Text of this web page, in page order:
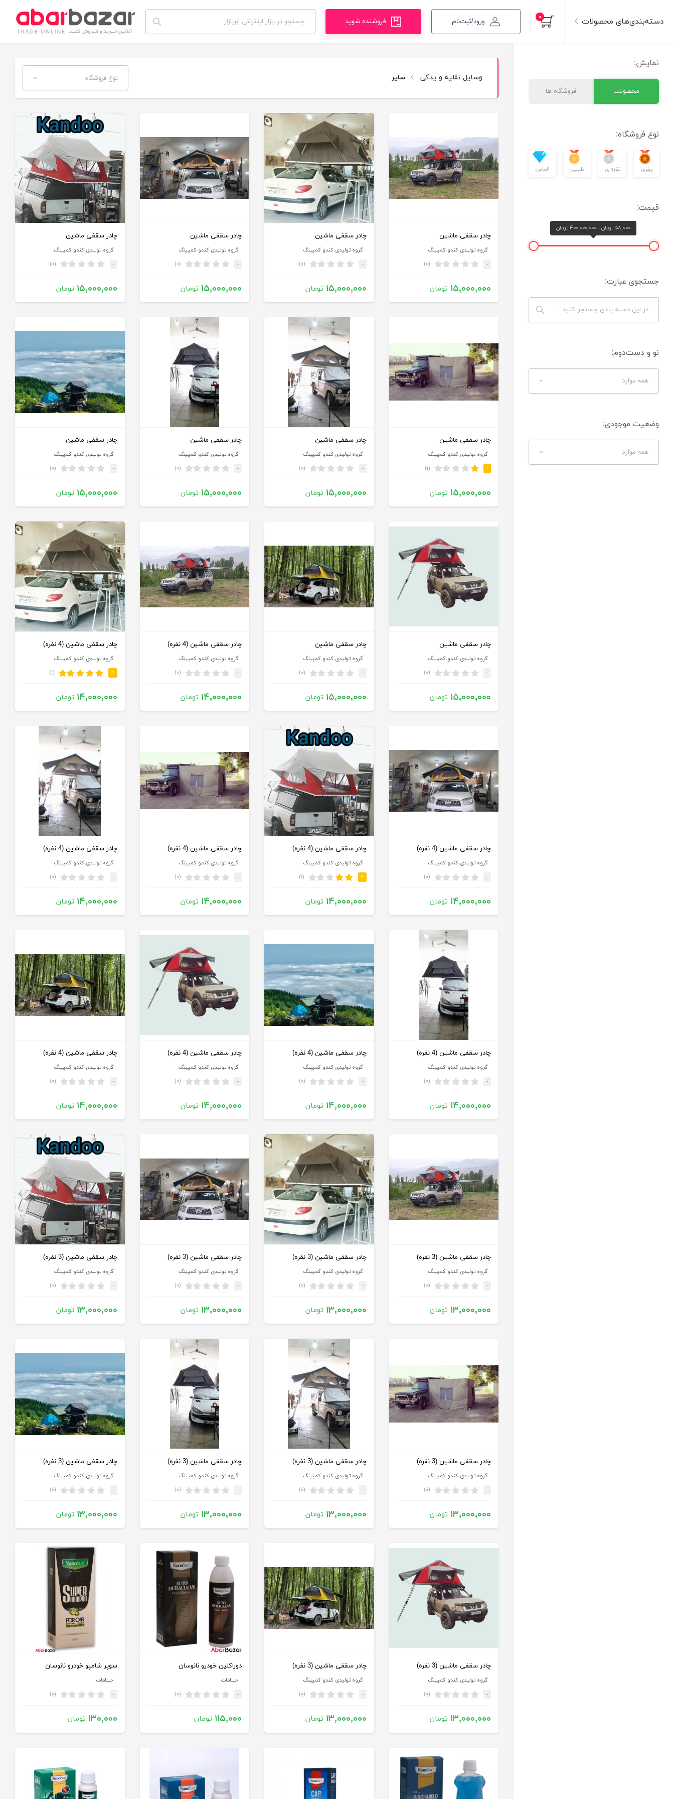
دسته‌بندی‌های محصولات ۰ ورود/ثبت‌نام فروشنده شوید
نمایش:
محصولات فروشگاه ها
نوع فروشگاه:
برنزی نقره‌ای طلایی الماس
قیمت:
۵۸,۰۰۰ تومان - ۴۰۰,۰۰۰,۰۰۰ تومان
جستجوی عبارت:
نو و دست‌دوم:
همه موارد
وضعیت موجودی:
همه موارد
وسایل نقلیه و یدکی سایر نوع فروشگاه
چادر سقفی ماشین
گروه تولیدی کندو کمپینگ
- (۰)
۱۵,۰۰۰,۰۰۰ تومان
چادر سقفی ماشین
گروه تولیدی کندو کمپینگ
- (۰)
۱۵,۰۰۰,۰۰۰ تومان
چادر سقفی ماشین
گروه تولیدی کندو کمپینگ
- (۰)
۱۵,۰۰۰,۰۰۰ تومان
چادر سقفی ماشین
گروه تولیدی کندو کمپینگ
- (۰)
۱۵,۰۰۰,۰۰۰ تومان
چادر سقفی ماشین
گروه تولیدی کندو کمپینگ
۱ (۱)
۱۵,۰۰۰,۰۰۰ تومان
چادر سقفی ماشین
گروه تولیدی کندو کمپینگ
- (۰)
۱۵,۰۰۰,۰۰۰ تومان
چادر سقفی ماشین
گروه تولیدی کندو کمپینگ
- (۰)
۱۵,۰۰۰,۰۰۰ تومان
چادر سقفی ماشین
گروه تولیدی کندو کمپینگ
- (۰)
۱۵,۰۰۰,۰۰۰ تومان
چادر سقفی ماشین
گروه تولیدی کندو کمپینگ
- (۰)
۱۵,۰۰۰,۰۰۰ تومان
چادر سقفی ماشین
گروه تولیدی کندو کمپینگ
- (۰)
۱۵,۰۰۰,۰۰۰ تومان
چادر سقفی ماشین (4 نفره)
گروه تولیدی کندو کمپینگ
- (۰)
۱۴,۰۰۰,۰۰۰ تومان
چادر سقفی ماشین (4 نفره)
گروه تولیدی کندو کمپینگ
۵ (۱)
۱۴,۰۰۰,۰۰۰ تومان
چادر سقفی ماشین (4 نفره)
گروه تولیدی کندو کمپینگ
- (۰)
۱۴,۰۰۰,۰۰۰ تومان
چادر سقفی ماشین (4 نفره)
گروه تولیدی کندو کمپینگ
۲ (۱)
۱۴,۰۰۰,۰۰۰ تومان
چادر سقفی ماشین (4 نفره)
گروه تولیدی کندو کمپینگ
- (۰)
۱۴,۰۰۰,۰۰۰ تومان
چادر سقفی ماشین (4 نفره)
گروه تولیدی کندو کمپینگ
- (۰)
۱۴,۰۰۰,۰۰۰ تومان
چادر سقفی ماشین (4 نفره)
گروه تولیدی کندو کمپینگ
- (۰)
۱۴,۰۰۰,۰۰۰ تومان
چادر سقفی ماشین (4 نفره)
گروه تولیدی کندو کمپینگ
- (۰)
۱۴,۰۰۰,۰۰۰ تومان
چادر سقفی ماشین (4 نفره)
گروه تولیدی کندو کمپینگ
- (۰)
۱۴,۰۰۰,۰۰۰ تومان
چادر سقفی ماشین (4 نفره)
گروه تولیدی کندو کمپینگ
- (۰)
۱۴,۰۰۰,۰۰۰ تومان
چادر سقفی ماشین (3 نفره)
گروه تولیدی کندو کمپینگ
- (۰)
۱۳,۰۰۰,۰۰۰ تومان
چادر سقفی ماشین (3 نفره)
گروه تولیدی کندو کمپینگ
- (۰)
۱۳,۰۰۰,۰۰۰ تومان
چادر سقفی ماشین (3 نفره)
گروه تولیدی کندو کمپینگ
- (۰)
۱۳,۰۰۰,۰۰۰ تومان
چادر سقفی ماشین (3 نفره)
گروه تولیدی کندو کمپینگ
- (۰)
۱۳,۰۰۰,۰۰۰ تومان
چادر سقفی ماشین (3 نفره)
گروه تولیدی کندو کمپینگ
- (۰)
۱۳,۰۰۰,۰۰۰ تومان
چادر سقفی ماشین (3 نفره)
گروه تولیدی کندو کمپینگ
- (۰)
۱۳,۰۰۰,۰۰۰ تومان
چادر سقفی ماشین (3 نفره)
گروه تولیدی کندو کمپینگ
- (۰)
۱۳,۰۰۰,۰۰۰ تومان
چادر سقفی ماشین (3 نفره)
گروه تولیدی کندو کمپینگ
- (۰)
۱۳,۰۰۰,۰۰۰ تومان
چادر سقفی ماشین (3 نفره)
گروه تولیدی کندو کمپینگ
- (۰)
۱۳,۰۰۰,۰۰۰ تومان
چادر سقفی ماشین (3 نفره)
گروه تولیدی کندو کمپینگ
- (۰)
۱۳,۰۰۰,۰۰۰ تومان
دوراکلین خودرو نانوسان
حیلامات
- (۰)
۱۱۵,۰۰۰ تومان
سوپر شامپو خودرو نانوسان
حیلامات
- (۰)
۱۳۰,۰۰۰ تومان